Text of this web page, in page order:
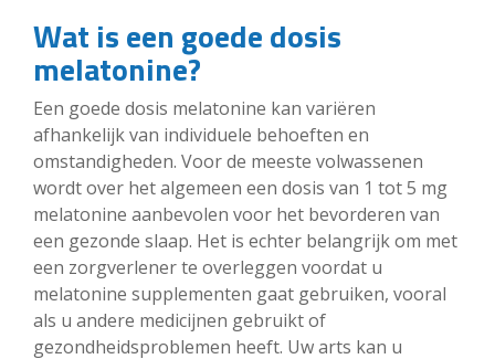
Wat is een goede dosis
melatonine?
Een goede dosis melatonine kan variëren
afhankelijk van individuele behoeften en
omstandigheden. Voor de meeste volwassenen
wordt over het algemeen een dosis van 1 tot 5 mg
melatonine aanbevolen voor het bevorderen van
een gezonde slaap. Het is echter belangrijk om met
een zorgverlener te overleggen voordat u
melatonine supplementen gaat gebruiken, vooral
als u andere medicijnen gebruikt of
gezondheidsproblemen heeft. Uw arts kan u